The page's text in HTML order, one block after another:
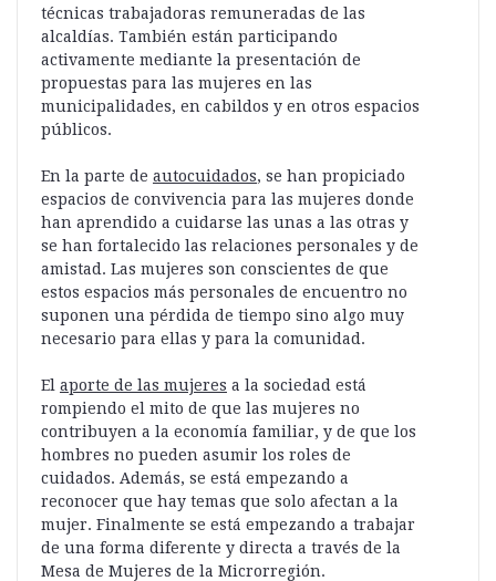
técnicas trabajadoras remuneradas de las
alcaldías. También están participando
activamente mediante la presentación de
propuestas para las mujeres en las
municipalidades, en cabildos y en otros espacios
públicos.
En la parte de autocuidados, se han propiciado
espacios de convivencia para las mujeres donde
han aprendido a cuidarse las unas a las otras y
se han fortalecido las relaciones personales y de
amistad. Las mujeres son conscientes de que
estos espacios más personales de encuentro no
suponen una pérdida de tiempo sino algo muy
necesario para ellas y para la comunidad.
El aporte de las mujeres a la sociedad está
rompiendo el mito de que las mujeres no
contribuyen a la economía familiar, y de que los
hombres no pueden asumir los roles de
cuidados. Además, se está empezando a
reconocer que hay temas que solo afectan a la
mujer. Finalmente se está empezando a trabajar
de una forma diferente y directa a través de la
Mesa de Mujeres de la Microrregión.